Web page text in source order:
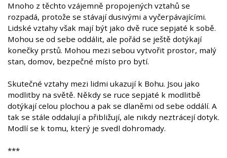
Mnoho z těchto vzájemně propojených vztahů se
rozpadá, protože se stávají dusivými a vyčerpávajícími.
Lidské vztahy však mají být jako dvě ruce sepjaté k sobě.
Mohou se od sebe oddálit, ale pořád se ještě dotýkají
konečky prstů. Mohou mezi sebou vytvořit prostor, malý
stan, domov, bezpečné místo pro bytí.
Skutečné vztahy mezi lidmi ukazují k Bohu. Jsou jako
modlitby na světě. Někdy se ruce sepjaté k modlitbě
dotýkají celou plochou a pak se dlaněmi od sebe oddálí. A
tak se stále oddalují a přibližují, ale nikdy neztrácejí dotyk.
Modlí se k tomu, který je svedl dohromady.
***